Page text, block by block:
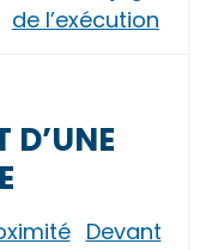
de l’exécution
D’UNE
Devant